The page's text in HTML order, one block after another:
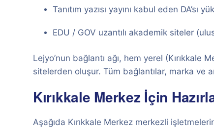
Tanıtım yazısı yayını kabul eden DA’sı
EDU / GOV uzantılı akademik siteler
Lejyo’nun bağlantı ağı, hem yerel
sitelerden oluşur. Tüm bağlantılar, marka ve
Kırıkkale Merkez İçin
Aşağıda Kırıkkale Merkez merkezli